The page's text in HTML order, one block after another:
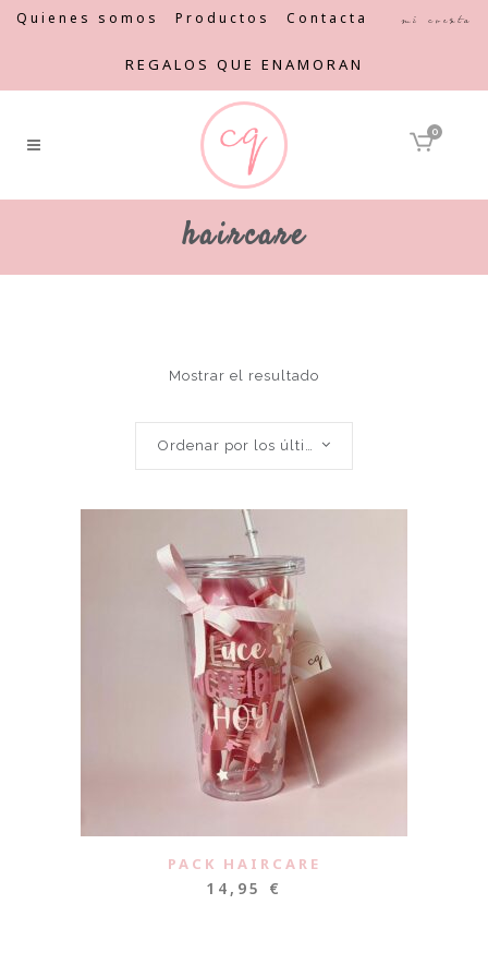
Quienes somos Productos Contacta Mi cuenta
REGALOS QUE ENAMORAN
0
haircare
Mostrar el resultado
Ordenar por los últimos
PACK HAIRCARE
14,95 €